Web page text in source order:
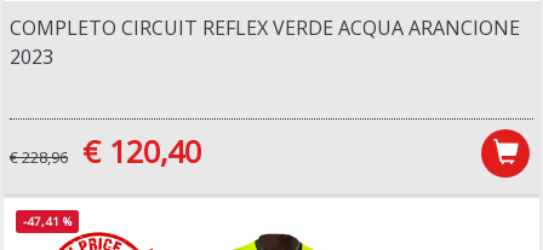
COMPLETO CIRCUIT REFLEX VERDE ACQUA ARANCIONE
2023
€ 228,96 € 120,40
-47,41 %